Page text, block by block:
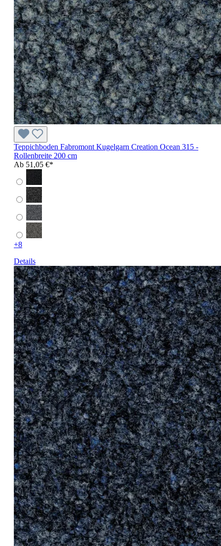
Teppichboden Fabromont Kugelgarn Creation Ocean 315 -
Rollenbreite 200 cm
Ab 51,05 €*
+8
Details